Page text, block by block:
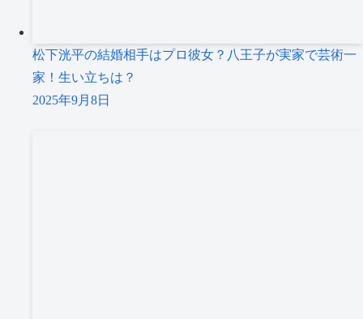
松下洸平の結婚相手はプロ彼女？八王子が実家で芸術一
家！生い立ちは？
2025年9月8日